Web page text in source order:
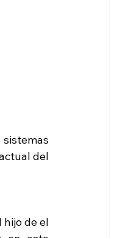
del
de el